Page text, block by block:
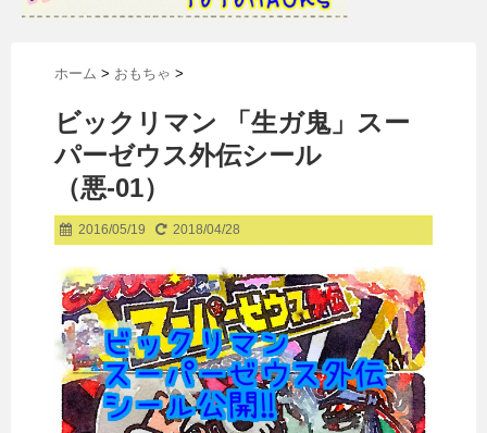
ホーム > おもちゃ >
ビックリマン 「生ガ鬼」スー
パーゼウス外伝シール
（悪-01）
2016/05/19 2018/04/28